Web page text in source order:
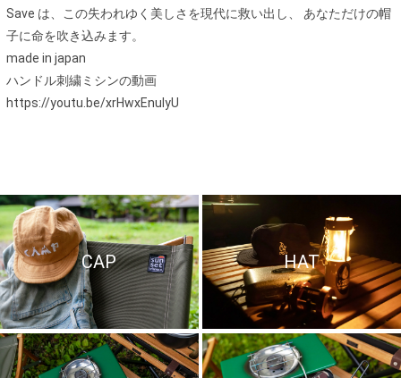
Save は、この失われゆく美しさを現代に救い出し、 あなただけの帽
子に命を吹き込みます。
made in japan
ハンドル刺繍ミシンの動画
https://youtu.be/xrHwxEnulyU
CAP HAT